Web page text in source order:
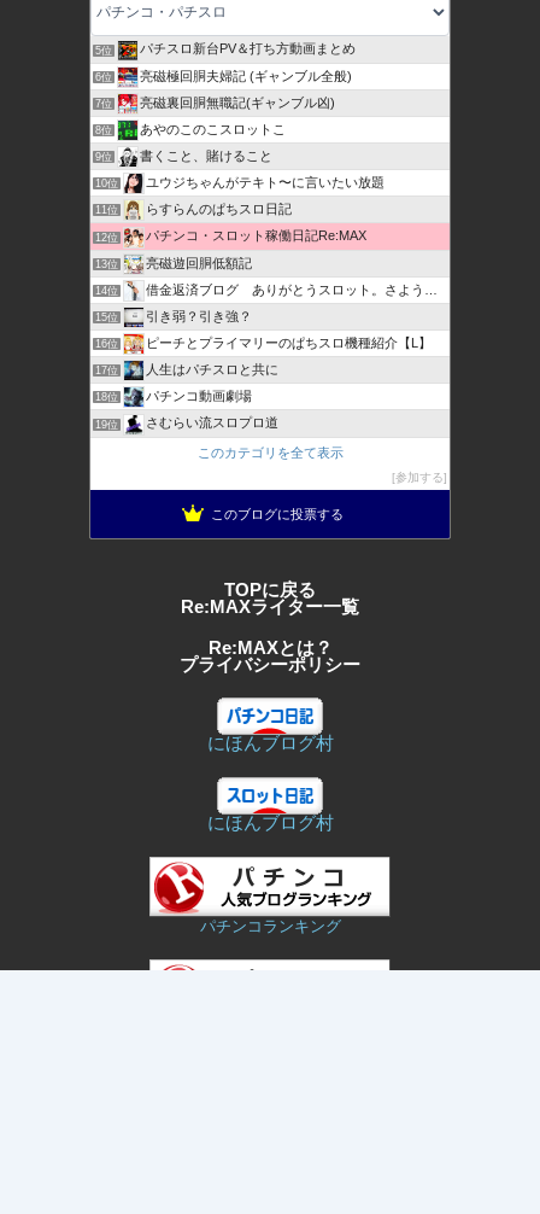
5位 パチスロ新台PV＆打ち方動画まとめ
6位 亮磁極回胴夫婦記 (ギャンブル全般)
7位 亮磁裏回胴無職記(ギャンブル凶)
8位 あやのこのこスロットこ
9位 書くこと、賭けること
10位 ユウジちゃんがテキト〜に言いたい放題
11位 らすらんのぱちスロ日記
12位 パチンコ・スロット稼働日記Re:MAX
13位 亮磁遊回胴低額記
14位 借金返済ブログ ありがとうスロット。さようならスロット
15位 引き弱？引き強？
16位 ピーチとプライマリーのぱちスロ機種紹介【L】
17位 人生はパチスロと共に
18位 パチンコ動画劇場
19位 さむらい流スロプロ道
このカテゴリを全て表示
参加する
このブログに投票する
TOPに戻る
Re:MAXライター一覧
Re:MAXとは？
プライバシーポリシー
にほんブログ村
にほんブログ村
パチンコランキング